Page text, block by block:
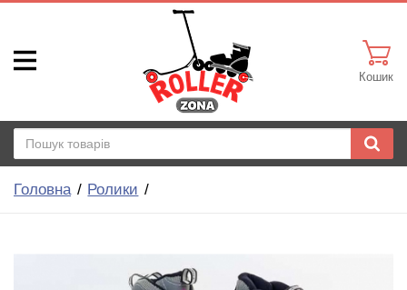
Кошик
Головна Ролики